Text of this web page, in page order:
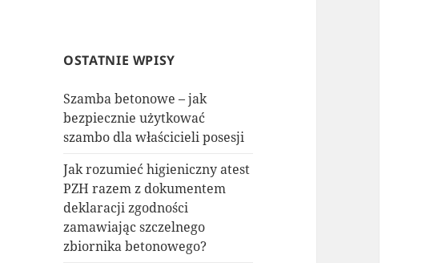
OSTATNIE WPISY
Szamba betonowe – jak
bezpiecznie użytkować
szambo dla właścicieli posesji
Jak rozumieć higieniczny atest
PZH razem z dokumentem
deklaracji zgodności
zamawiając szczelnego
zbiornika betonowego?